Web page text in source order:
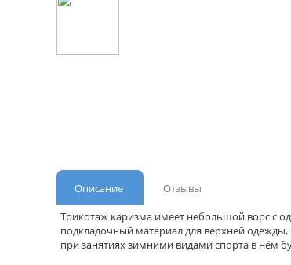
Описание
Отзывы
Трикотаж каризма имеет небольшой ворс с
подкладочный материал для верхней
при занятиях зимними видами спорта в нём